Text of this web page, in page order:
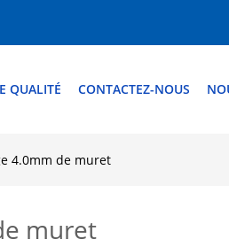
QUALITÉ CONTACTEZ-NOUS
4.0mm de muret
muret